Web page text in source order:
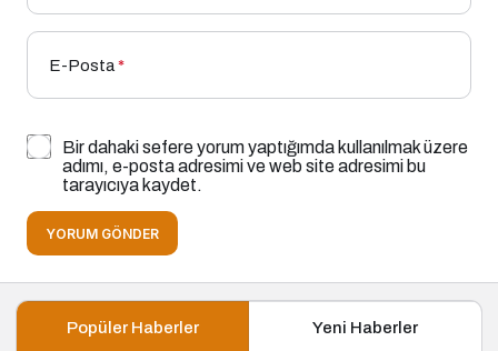
E-Posta*
Bir dahaki sefere yorum yaptığımda kullanılmak üzere
adımı, e-posta adresimi ve web site adresimi bu
tarayıcıya kaydet.
YORUM GÖNDER
Popüler Haberler Yeni Haberler